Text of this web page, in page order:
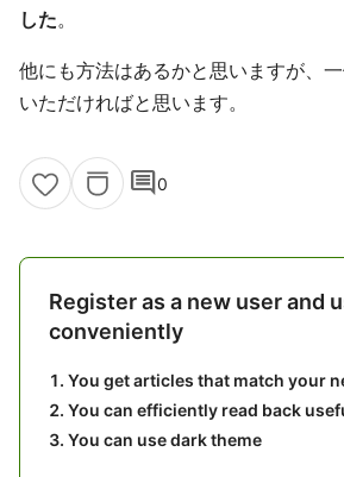
した。
他にも方法はあるかと思いますが、
いただければと思います。
comment0
Register as a new user and
conveniently
You get articles that match your
You can efficiently read back
You can use dark theme